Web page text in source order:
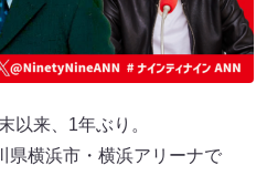
以来、1年ぶり。
県横浜市・横浜アリーナで